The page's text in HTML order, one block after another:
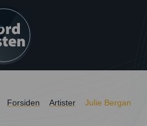
Forsiden Artister Julie Bergan